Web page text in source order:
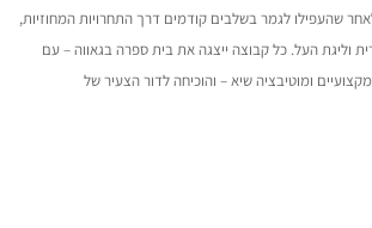
שהעפילו לגמר בשלבים קודמים דרך התחרויות המחוזיות,
וליגת העל. כל קבוצה ייצגה את בית ספרה בגאווה – עם
ומוטיבציה שיא – והוכיחה לדור הצעיר של